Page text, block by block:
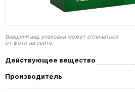
Внешний вид упаковки может отличаться
от фото на сайте.
Действующее вещество
Производитель